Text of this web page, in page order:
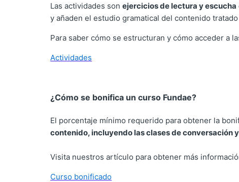
Las actividades sonejercicios de lectura y escucha
y añaden el estudio gramatical del contenido
Para saber cómo se estructuran y cómo acceder a
Actividades
¿Cómo se bonifica un curso Fundae?
El porcentaje mínimo requerido para obtener la
contenido, incluyendo las clases de conversación
Visita nuestros artículo para obtener más
Curso bonificado